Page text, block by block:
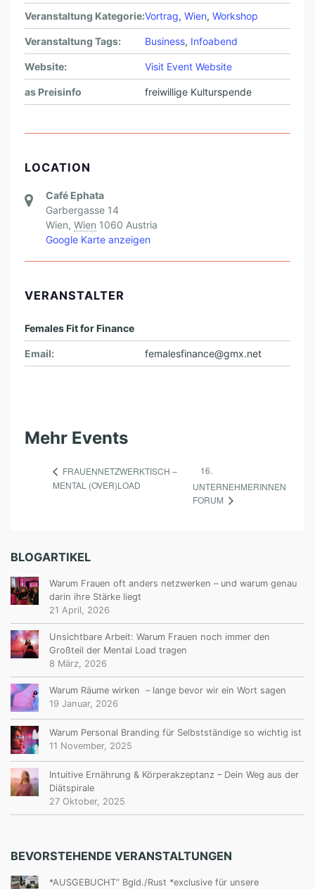
Veranstaltung Kategorie:Vortrag, Wien, Workshop
Veranstaltung Tags: Business, Infoabend
Website: Visit Event Website
as Preisinfo freiwillige Kulturspende
LOCATION
Café Ephata
Garbergasse 14
Wien, Wien 1060 Austria
Google Karte anzeigen
VERANSTALTER
Females Fit for Finance
Email: femalesfinance@gmx.net
Mehr Events
FRAUENNETZWERKTISCH –
MENTAL (OVER)LOAD
16.
UNTERNEHMERINNEN
FORUM
BLOGARTIKEL
Warum Frauen oft anders netzwerken – und warum genau
darin ihre Stärke liegt
21 April, 2026
Unsichtbare Arbeit: Warum Frauen noch immer den
Großteil der Mental Load tragen
8 März, 2026
Warum Räume wirken – lange bevor wir ein Wort sagen
19 Januar, 2026
Warum Personal Branding für Selbstständige so wichtig ist
11 November, 2025
Intuitive Ernährung & Körperakzeptanz – Dein Weg aus der
Diätspirale
27 Oktober, 2025
BEVORSTEHENDE VERANSTALTUNGEN
*AUSGEBUCHT“ Bgld./Rust *exclusive für unsere